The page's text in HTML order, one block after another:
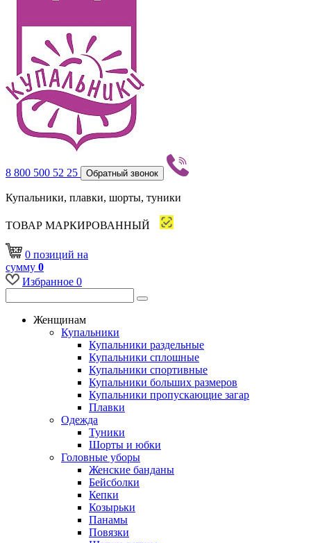
8 800 500 52 25 Обратный звонок
Купальники, плавки, шорты, туники
ТОВАР МАРКИРОВАННЫЙ
0 позиций на
сумму 0
Избранное 0
Женщинам
Купальники
Купальники раздельные
Купальники сплошные
Купальники спортивные
Купальники больших размеров
Купальники пропускающие загар
Плавки
Одежда
Туники
Шорты и юбки
Головные уборы
Женские банданы
Бейсболки
Кепки
Козырьки
Панамы
Повязки